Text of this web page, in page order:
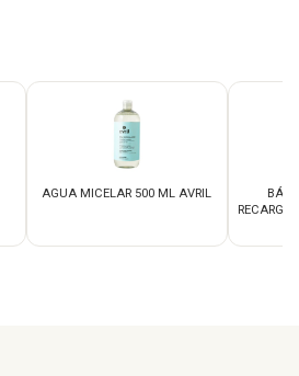
AGUA MICELAR 500 ML AVRIL